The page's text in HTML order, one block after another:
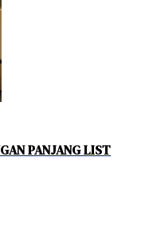
PANJANG LIST